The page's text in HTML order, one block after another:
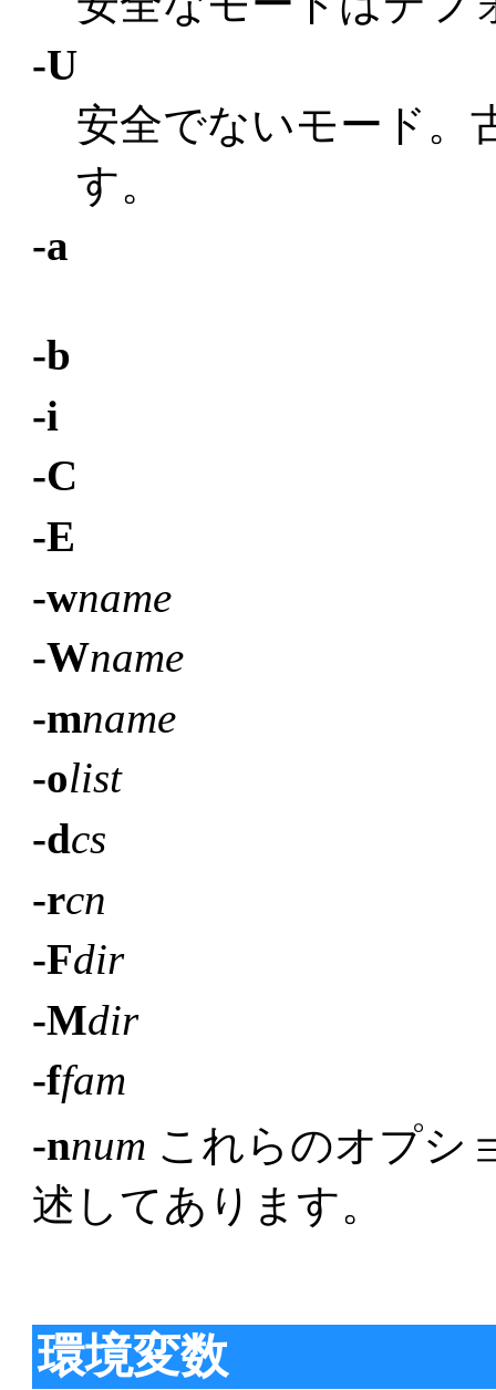
-U
安全でないモード。
す。
-a
-b
-i
-C
-E
-wname
-Wname
-mname
-olist
-dcs
-rcn
-Fdir
-Mdir
-ffam
-nnum これらのオプシ
述してあります。
環境変数